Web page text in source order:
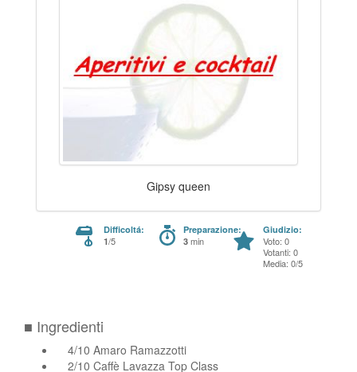
Gipsy queen
Difficoltá:
1/5
Preparazione:
3 min
Giudizio:
Voto: 0
Votanti: 0
Media: 0/5
■ Ingredienti
4/10 Amaro Ramazzotti
2/10 Caffè Lavazza Top Class